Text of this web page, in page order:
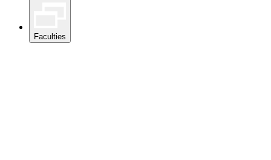
Faculties